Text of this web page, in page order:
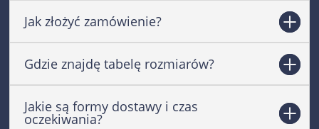
Jak złożyć zamówienie?
Gdzie znajdę tabelę rozmiarów?
Jakie są formy dostawy i czas
oczekiwania?